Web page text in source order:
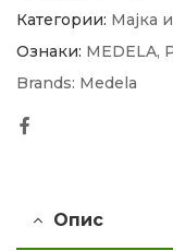
Категории: Мајка
Ознаки: MEDELA,
Brands: Medela
Опис